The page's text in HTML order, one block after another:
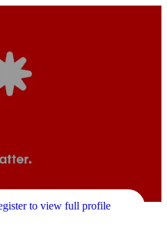
to view full profile